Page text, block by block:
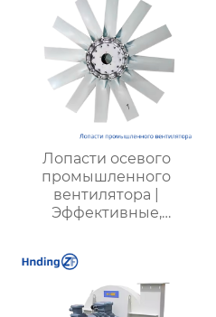
Лопасти осевого
промышленного
вентилятора |
Эффективные,
энергопотреблением
и низким уровнем
шума